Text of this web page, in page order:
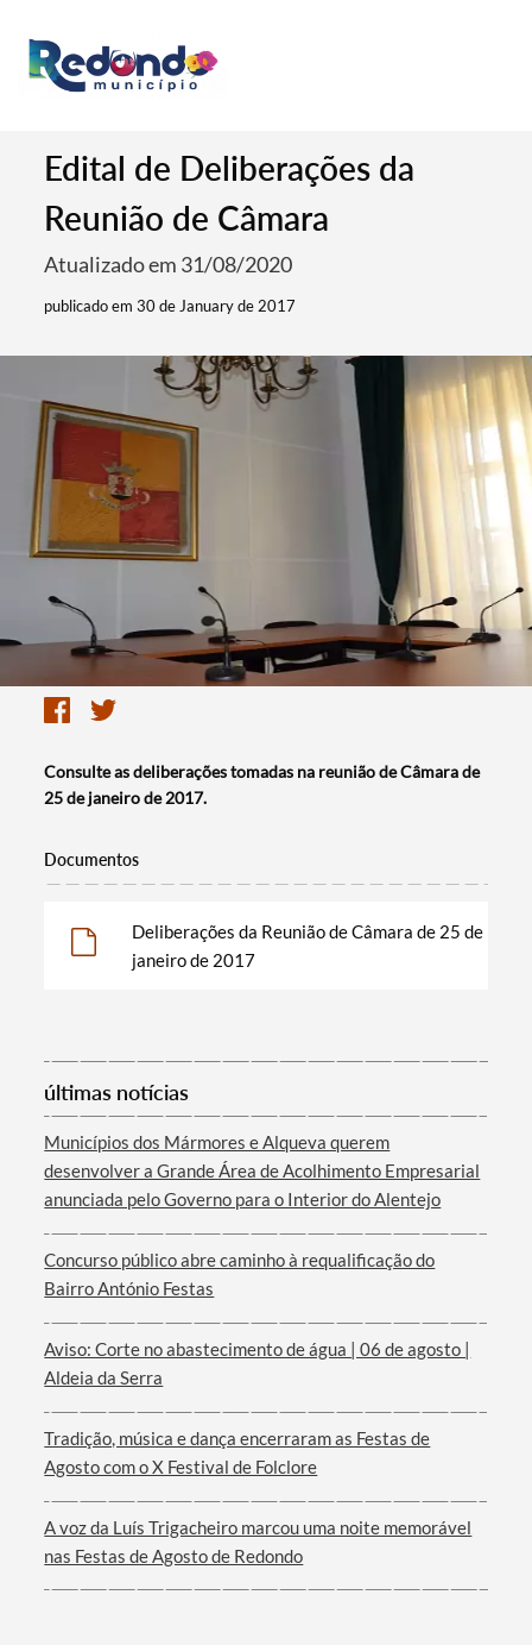
Termo de Pesquisa
Categorias gerais
Edital de Deliberações da
Reunião de Câmara
Atualizado em 31/08/2020
publicado em 30 de January de 2017
Consulte as deliberações tomadas na reunião de Câmara de
25 de janeiro de 2017.
Documentos
Deliberações da Reunião de Câmara de 25 de
janeiro de 2017
últimas notícias
Municípios dos Mármores e Alqueva querem
desenvolver a Grande Área de Acolhimento Empresarial
anunciada pelo Governo para o Interior do Alentejo
Concurso público abre caminho à requalificação do
Bairro António Festas
Aviso: Corte no abastecimento de água | 06 de agosto |
Aldeia da Serra
Tradição, música e dança encerraram as Festas de
Agosto com o X Festival de Folclore
A voz da Luís Trigacheiro marcou uma noite memorável
nas Festas de Agosto de Redondo